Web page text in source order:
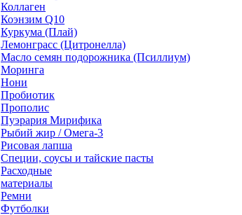
Коллаген
Коэнзим Q10
Куркума (Плай)
Лемонграсс (Цитронелла)
Масло семян подорожника (Псиллиум)
Моринга
Нони
Пробиотик
Прополис
Пуэрария Мирифика
Рыбий жир / Омега-3
Рисовая лапша
Специи, соусы и тайские пасты
Расходные
материалы
Ремни
Футболки